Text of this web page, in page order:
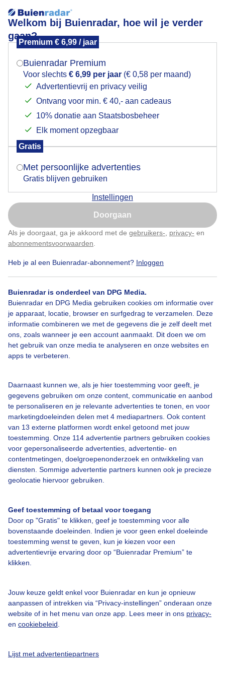
Welkom bij Buienradar, hoe wil je verder
gaan?
Premium € 6,99 / jaar
Buienradar Premium
Voor slechts € 6,99 per jaar (€ 0,58 per maand)
Advertentievrij en privacy veilig
Ontvang voor min. € 40,- aan cadeaus
10% donatie aan Staatsbosbeheer
Elk moment opzegbaar
Gratis
Met persoonlijke advertenties
Gratis blijven gebruiken
Instellingen
Doorgaan
Als je doorgaat, ga je akkoord met de gebruikers- privacy- en
abonnementsvoorwaarden
Heb je al een Buienradar-abonnement? Inloggen
Buienradar is onderdeel van DPG Media.
Buienradar en DPG Media gebruiken cookies om informatie over
je apparaat, locatie, browser en surfgedrag te verzamelen. Deze
informatie combineren we met de gegevens die je zelf deelt met
ons, zoals wanneer je een account aanmaakt. Dit doen we om
het gebruik van onze media te analyseren en onze websites en
apps te verbeteren.
Daarnaast kunnen we, als je hier toestemming voor geeft, je
gegevens gebruiken om onze content, communicatie en aanbod
te personaliseren en je relevante advertenties te tonen, en voor
marketingdoeleinden delen met 4 mediapartners. Ook content
van 13 externe platformen wordt enkel getoond met jouw
toestemming. Onze 114 advertentie partners gebruiken cookies
voor gepersonaliseerde advertenties, advertentie- en
contentmetingen, doelgroepenonderzoek en ontwikkeling van
diensten. Sommige advertentie partners kunnen ook je precieze
geolocatie hiervoor gebruiken.
Geef toestemming of betaal voor toegang
Door op "Gratis" te klikken, geef je toestemming voor alle
bovenstaande doeleinden. Indien je voor geen enkel doeleinde
toestemming wenst te geven, kun je kiezen voor een
advertentievrije ervaring door op “Buienradar Premium” te
klikken.
Jouw keuze geldt enkel voor Buienradar en kun je opnieuw
aanpassen of intrekken via “Privacy-instellingen” onderaan onze
website of in het menu van onze app. Lees meer in ons privacy-
en cookiebeleid
Lijst met advertentiepartners
Wolken, wind en te koud
Wolken, wind en te koud
Gemaakt: 15-05-2026, 5x bekeken
Wolken Wind
Bekijk slideshow
Over Buienradar
Bedrijfsgegevens
Toegankelijkheid
Gebruikersvoorwaarden
Adverteren
Privacy beleid
Cookie beleid
Gratis weerdata
Mogen we je locatie gebruiken voor het
Indien je hier nog geen akkoord op hebt gegeven,
verschijnt er zo een pop-up uit je browser waarin
Is goed, toon de popup
Nu niet, misschien later
Klik hierom dit aan te passen